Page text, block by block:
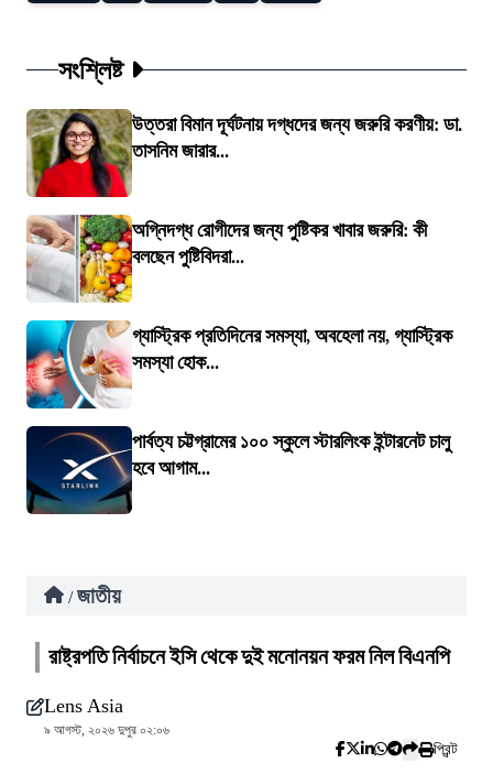
সংশ্লিষ্ট
উত্তরা বিমান দূর্ঘটনায় দগ্ধদের জন্য জরুরি করণীয়: ডা.
তাসনিম জারার...
অগ্নিদগ্ধ রোগীদের জন্য পুষ্টিকর খাবার জরুরি: কী
বলছেন পুষ্টিবিদরা...
গ্যাস্ট্রিক প্রতিদিনের সমস্যা, অবহেলা নয়, গ্যাস্ট্রিক
সমস্যা হোক...
পার্বত্য চট্টগ্রামের ১০০ স্কুলে স্টারলিংক ইন্টারনেট চালু
হবে আগাম...
/ জাতীয়
রাষ্ট্রপতি নির্বাচনে ইসি থেকে দুই মনোনয়ন ফরম নিল বিএনপি
Lens Asia
৯ আগস্ট, ২০২৬ দুপুর ০২:০৬
প্রিন্ট